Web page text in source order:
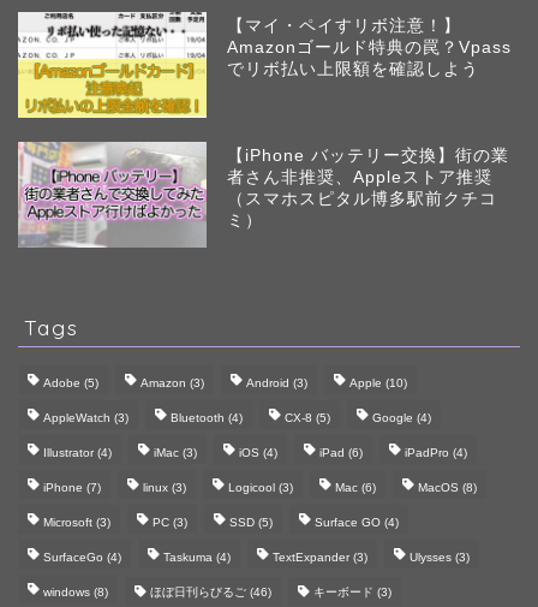
【マイ・ペイすリボ注意！】
Amazonゴールド特典の罠？Vpass
でリボ払い上限額を確認しよう
【iPhone バッテリー交換】街の業
者さん非推奨、Appleストア推奨
（スマホスピタル博多駅前クチコ
ミ）
Tags
Adobe (5) Amazon (3) Android (3) Apple (10)
AppleWatch (3) Bluetooth (4) CX-8 (5) Google (4)
Illustrator (4) iMac (3) iOS (4) iPad (6) iPadPro (4)
iPhone (7) linux (3) Logicool (3) Mac (6) MacOS (8)
Microsoft (3) PC (3) SSD (5) Surface GO (4)
SurfaceGo (4) Taskuma (4) TextExpander (3) Ulysses (3)
windows (8) ほぼ日刊らびるご (46) キーボード (3)